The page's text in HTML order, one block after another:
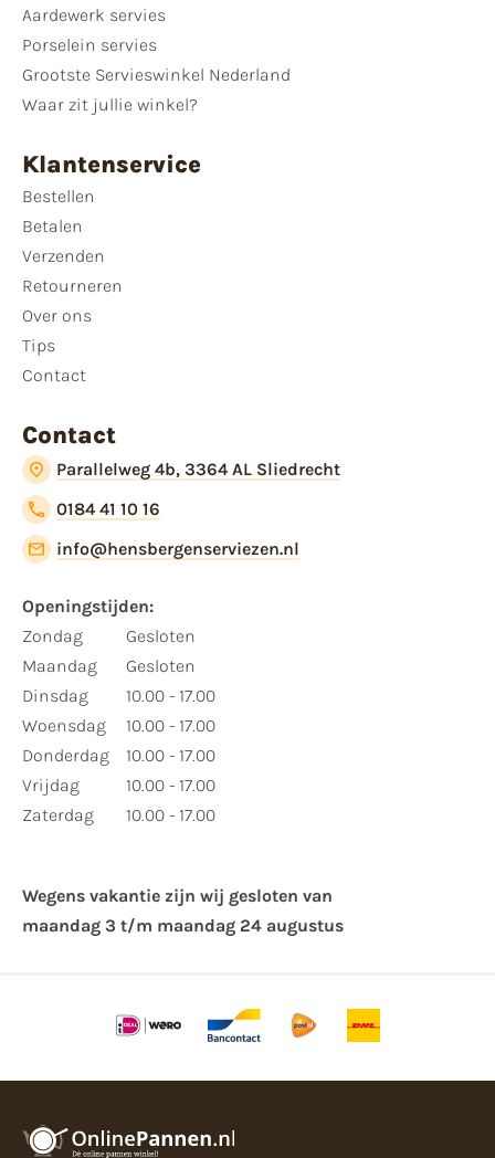
Aardewerk servies
Porselein servies
Grootste Servieswinkel Nederland
Waar zit jullie winkel?
Klantenservice
Bestellen
Betalen
Verzenden
Retourneren
Over ons
Tips
Contact
Contact
Parallelweg 4b, 3364 AL Sliedrecht
0184 41 10 16
info@hensbergenserviezen.nl
Openingstijden:
Zondag
Maandag
Dinsdag
Woensdag
Donderdag
Vrijdag
Zaterdag
Gesloten
Gesloten
10.00 - 17.00
10.00 - 17.00
10.00 - 17.00
10.00 - 17.00
10.00 - 17.00
Wegens vakantie zijn wij gesloten van ​
maandag 3 t/m maandag 24 augustus